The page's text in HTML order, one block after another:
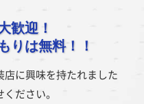
歓迎！
りは無料！！
に興味を持たれました
ださい。